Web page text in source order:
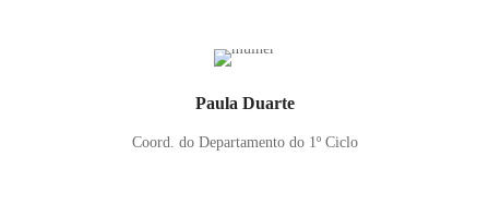
Paula Duarte
Coord. do Departamento do 1º Ciclo